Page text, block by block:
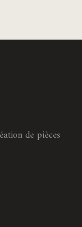
de pièces